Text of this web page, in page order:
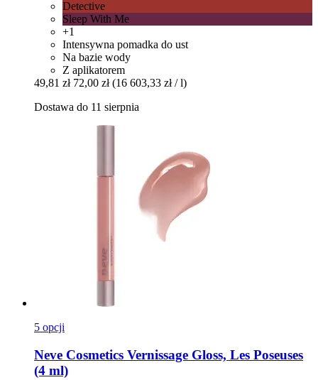
Detective
Sleep With Me
+1
Intensywna pomadka do ust
Na bazie wody
Z aplikatorem
49,81 zł 72,00 zł (16 603,33 zł / l)
Dostawa do 11 sierpnia
5 opcji
Neve Cosmetics Vernissage Gloss, Les Poseuses
(4 ml)